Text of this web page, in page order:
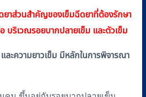
ยาส่วนสำคัญของเข็มฉีดยาที่ต้องรักษา
บริเวณรอยบากปลายเข็ม และตัวเข็ม
ละความยาวเข็ม มีหลักในการพิจารณา